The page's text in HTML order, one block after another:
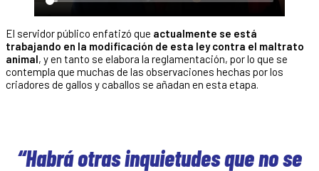
El servidor público enfatizó que actualmente se está
trabajando en la modificación de esta ley contra el maltrato
animal, y en tanto se elabora la reglamentación, por lo que se
contempla que muchas de las observaciones hechas por los
criadores de gallos y caballos se añadan en esta etapa.
“Habrá otras inquietudes que no se